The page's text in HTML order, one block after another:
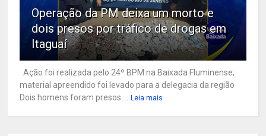
Operação da PM deixa um morto e
dois presos por tráfico de drogas em
Itaguaí
Ação foi realizada pelo 24º BPM na Baixada Fluminense;
material apreendido foi levado para a delegacia da região
Dois homens foram presos ...
Leia mais